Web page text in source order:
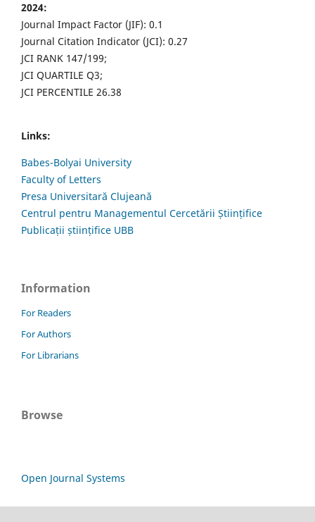
2024:
Journal Impact Factor (JIF): 0.1
Journal Citation Indicator (JCI): 0.27
JCI RANK 147/199;
JCI QUARTILE Q3;
JCI PERCENTILE 26.38
Links:
Babes-Bolyai University
Faculty of Letters
Presa Universitară Clujeană
Centrul pentru Managementul Cercetării Științifice
Publicații științifice UBB
Information
For Readers
For Authors
For Librarians
Browse
Open Journal Systems